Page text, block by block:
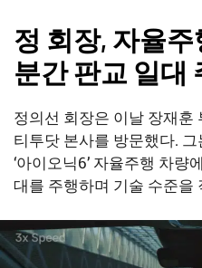
정 회장, 자율
분간 판교 일대
정의선 회장은 이날 장재훈
티투닷 본사를 방문했다.
‘아이오닉6’ 자율주행 차량
대를 주행하며 기술 수준을